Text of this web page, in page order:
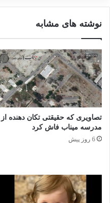
نوشته های مشابه
تصاویری که حقیقتی تکان دهنده از
مدرسه میناب فاش کرد
6 روز پیش